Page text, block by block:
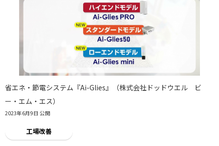
省エネ・節電システム『Ai-Glies』（株式会社ドッドウエル ビ
ー・エム・エス）
2023年6月9日 公開
工場改善